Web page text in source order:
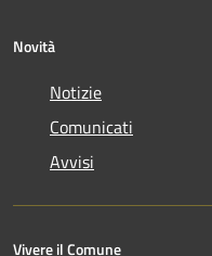
Novità
Notizie
Comunicati
Avvisi
Vivere il Comune